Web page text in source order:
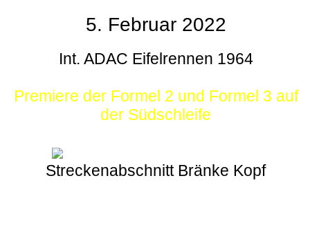
5. Februar 2022
Int. ADAC Eifelrennen 1964
Premiere der Formel 2 und Formel 3 auf
der Südschleife
Streckenabschnitt Bränke Kopf